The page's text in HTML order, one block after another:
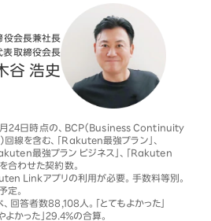
役会長兼社長
表取締役会長
谷 浩史
24日時点の、BCP（Business Continuity
線を含む、「Rakuten最強プラン」、
最強プラン ビジネス」、「Rakuten
合わせた契約数。
Linkアプリの利用が必要。手数料等別。
定。
答者数88,108人。「とてもよかった」
よかった」29.4%の合算。